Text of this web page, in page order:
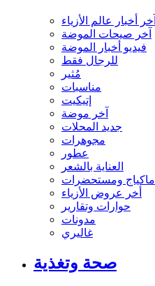
آخر أخبار عالم الأزياء
آخر صيحات الموضة
فيديو أخبار الموضة
للرجال فقط
مُثير
مناسبات
إتيكيت
آخر موضة
جديد المحلات
مجوهرات
عطور
العناية بالشعر
ماكياج ومستحضرات
أخر عروض الأزياء
حوارات وتقارير
مدونات
غاليري
صحة وتغذية